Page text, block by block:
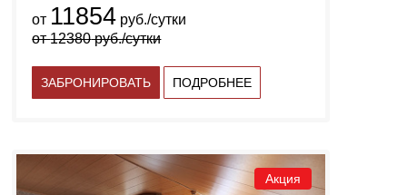
от 11854 руб./сутки
от12380руб./сутки
ЗАБРОНИРОВАТЬ ПОДРОБНЕЕ
Акция